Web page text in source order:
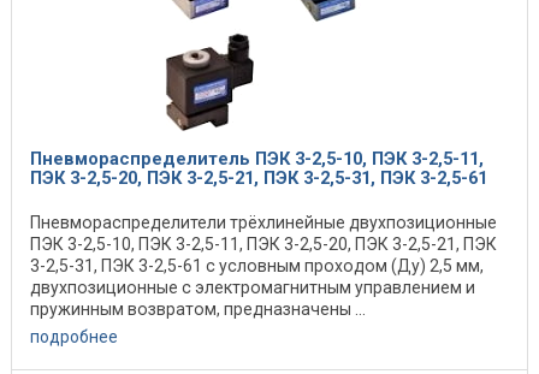
Пневмораспределитель ПЭК 3-2,5-10, ПЭК 3-2,5-11,
ПЭК 3-2,5-20, ПЭК 3-2,5-21, ПЭК 3-2,5-31, ПЭК 3-2,5-61
Пневмораспределители трёхлинейные двухпозиционные
ПЭК 3-2,5-10, ПЭК 3-2,5-11, ПЭК 3-2,5-20, ПЭК 3-2,5-21, ПЭК
3-2,5-31, ПЭК 3-2,5-61 с условным проходом (Ду) 2,5 мм,
двухпозиционные с электромагнитным управлением и
пружинным возвратом, предназначены ...
подробнее